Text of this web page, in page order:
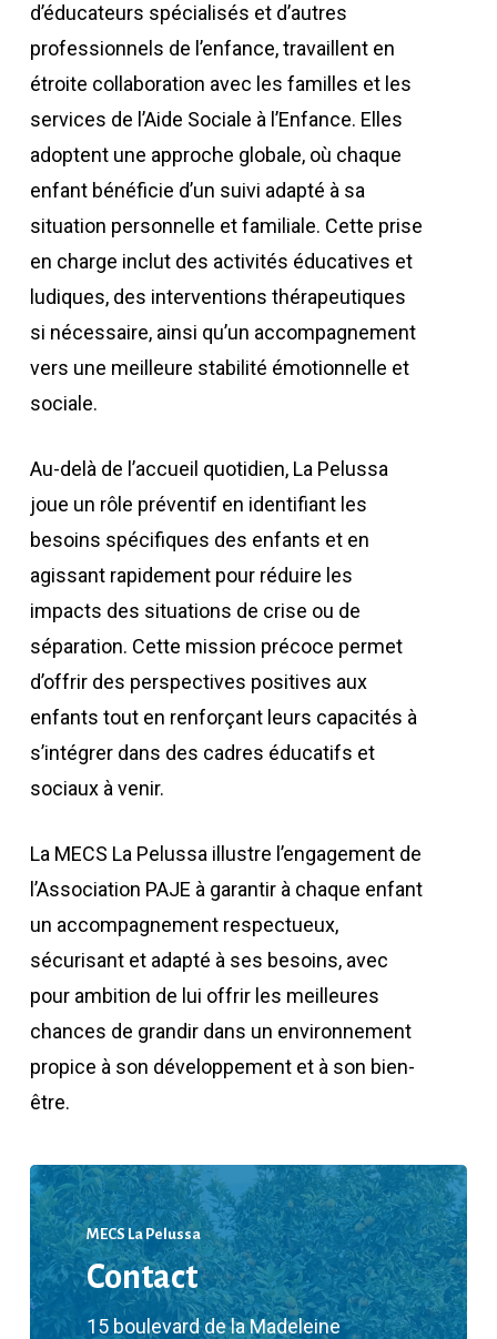
d’éducateurs spécialisés et d’autres
professionnels de l’enfance, travaillent en
étroite collaboration avec les familles et les
services de l’Aide Sociale à l’Enfance. Elles
adoptent une approche globale, où chaque
enfant bénéficie d’un suivi adapté à sa
situation personnelle et familiale. Cette prise
en charge inclut des activités éducatives et
ludiques, des interventions thérapeutiques
si nécessaire, ainsi qu’un accompagnement
vers une meilleure stabilité émotionnelle et
sociale.
Au-delà de l’accueil quotidien, La Pelussa
joue un rôle préventif en identifiant les
besoins spécifiques des enfants et en
agissant rapidement pour réduire les
impacts des situations de crise ou de
séparation. Cette mission précoce permet
d’offrir des perspectives positives aux
enfants tout en renforçant leurs capacités à
s’intégrer dans des cadres éducatifs et
sociaux à venir.
La MECS La Pelussa illustre l’engagement de
l’Association PAJE à garantir à chaque enfant
un accompagnement respectueux,
sécurisant et adapté à ses besoins, avec
pour ambition de lui offrir les meilleures
chances de grandir dans un environnement
propice à son développement et à son bien-
être.
MECS La Pelussa
Contact
15 boulevard de la Madeleine